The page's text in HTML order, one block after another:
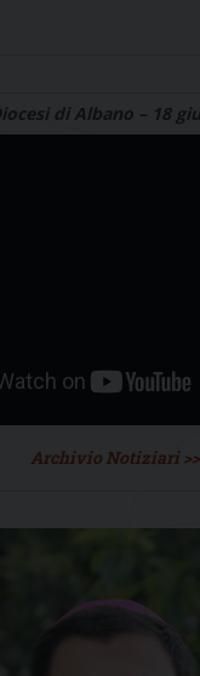
di Albano – 18
Archivio Notiziari >>